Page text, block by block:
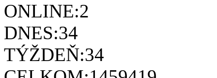
ONLINE:2
DNES:34
TÝŽDEŇ:34